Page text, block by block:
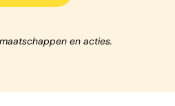
en acties.